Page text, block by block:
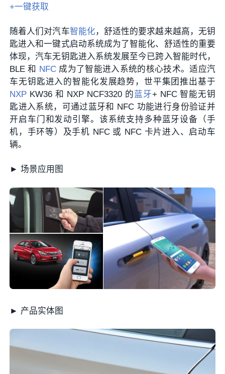
+一键获取
随着人们对汽车智能化 ，舒适性的要求越来越高，无钥
匙进入和一键式启动系统成为了智能化、舒适性的重要
体现，汽车无钥匙进入系统发展至今已跨入智能时代，
BLE 和 NFC 成为了智能进入系统的核心技术。适应汽
车无钥匙进入的智能化发展趋势，世平集团推出基于
NXP KW36 和 NXP NCF3320 的蓝牙+ NFC 智能无钥
匙进入系统，可通过蓝牙和 NFC 功能进行身份验证并
开启车门和发动引擎。该系统支持多种蓝牙设备（手
机，手环等）及手机 NFC 或 NFC 卡片进入、启动车
辆。
► 场景应用图
► 产品实体图